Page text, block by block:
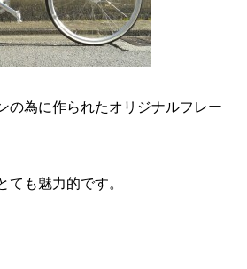
の為に作られたオリジナルフレー
も魅力的です。